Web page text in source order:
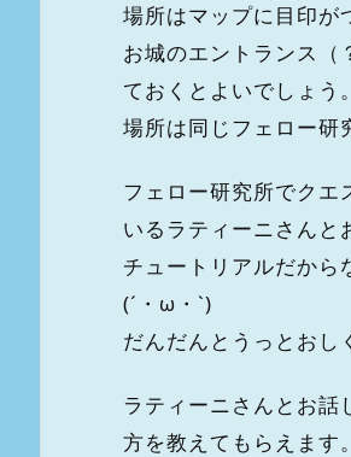
場所はマップに目印が
お城のエントランス（
ておくとよいでしょう。
場所は同じフェロー研
フェロー研究所でクエ
いるラティーニさんと
チュートリアルだから
(´・ω・`)
だんだんとうっとお
ラティーニさんとお話
方を教えてもらえます。